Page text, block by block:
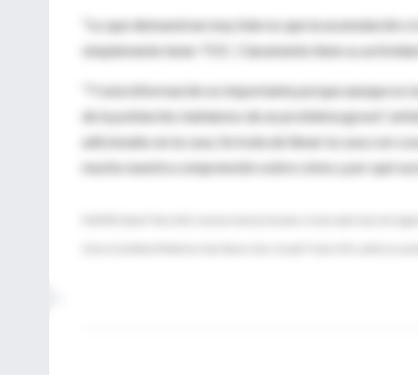
"Lo que demuestran muy bien es que la
simplemente tener TOC. Claramente tiene su
"Y esta información es importante porque aunque
de la población, hablamos de un problema grave",
adicionales en la casa. Se trata de llenar la casa con
mucho nuestra comprensión sobre cómo y por qué